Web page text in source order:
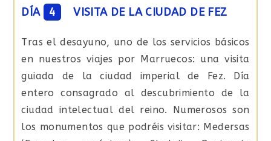
DÍA 4 VISITA DE LA CIUDAD DE FEZ
Tras el desayuno, uno de los servicios básicos
en nuestros viajes por Marruecos: una visita
guiada de la ciudad imperial de Fez. Día
entero consagrado al descubrimiento de la
ciudad intelectual del reino. Numerosos son
los monumentos que podréis visitar: Medersas